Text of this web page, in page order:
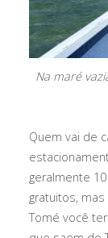
Na maré
Quem vai de
geralmente
gratuitos,
Tomé você